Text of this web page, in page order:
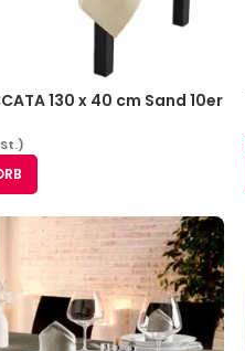
130 x 40 cm Sand 10er